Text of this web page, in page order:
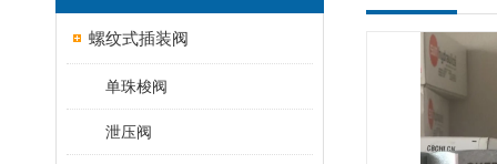
螺纹式插装阀
单珠梭阀
泄压阀